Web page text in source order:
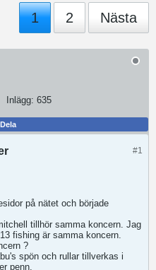
1 2 Nästa
Inlägg: 635
Dela
#1
på nätet och började
tillhör samma koncern. Jag
fishing är samma koncern.
?
spön och rullar tillverkas i
penn.